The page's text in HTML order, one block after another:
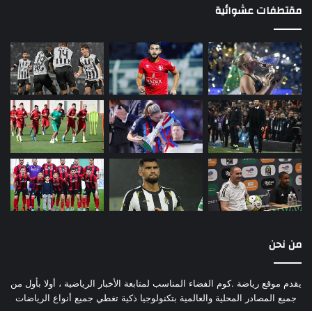
مقتطفات عشوائية
من نحن
يقدم موقع رياضة .كوم الفضاء المناسب لمتابعة الأخبار الرياضية ، أولا بأول من
جميع المصادر المحلية والعالمية بتكنولوجيا ذكية تغطي جميع أنواع الرياضات